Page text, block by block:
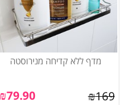
מדף ללא קדיחה מנירוסטה
₪169
₪79.90